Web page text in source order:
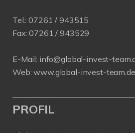
Tel.:07261 / 943515
Fax: 07261 / 943529
E-Mail: info@global-invest-
Web:www.global-invest-team.de
PROFIL